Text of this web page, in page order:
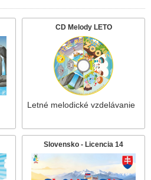
CD Melody LETO
Letné melodické vzdelávanie
Slovensko - Licencia 14